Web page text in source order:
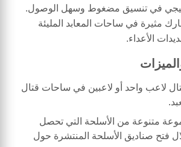
في تنسيق مضغوط وسهل الوصول.
مثيرة في ساحات المعابد المليئة
الأعداء.
لاعب واحد أو لاعبين في ساحات قتال
متنوعة من الأسلحة التي تحصل
فتح صناديق الأسلحة المنتشرة حول